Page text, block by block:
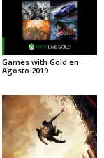
Games with Gold en
Agosto 2019